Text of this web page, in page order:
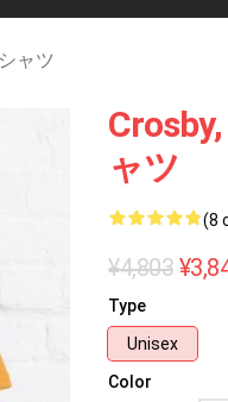
ャツ
ャツ
(8
¥4,803
Type
Unisex
Color